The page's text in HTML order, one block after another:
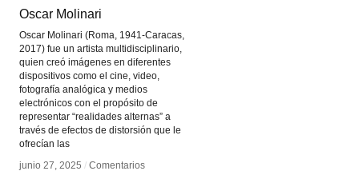
Oscar Molinari
Oscar Molinari (Roma, 1941-Caracas,
2017) fue un artista multidisciplinario,
quien creó imágenes en diferentes
dispositivos como el cine, video,
fotografía analógica y medios
electrónicos con el propósito de
representar “realidades alternas” a
través de efectos de distorsión que le
ofrecían las
junio 27, 2025 / Comentarios
Oscar Molinari
junio 27, 2025 / Comentarios